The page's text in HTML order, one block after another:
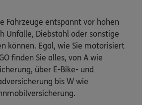
Fahrzeuge entspannt vor hohen
Unfälle, Diebstahl oder sonstige
können. Egal, wie Sie motorisiert
finden Sie alles, von A wie
über E-Bike- und
bis W wie